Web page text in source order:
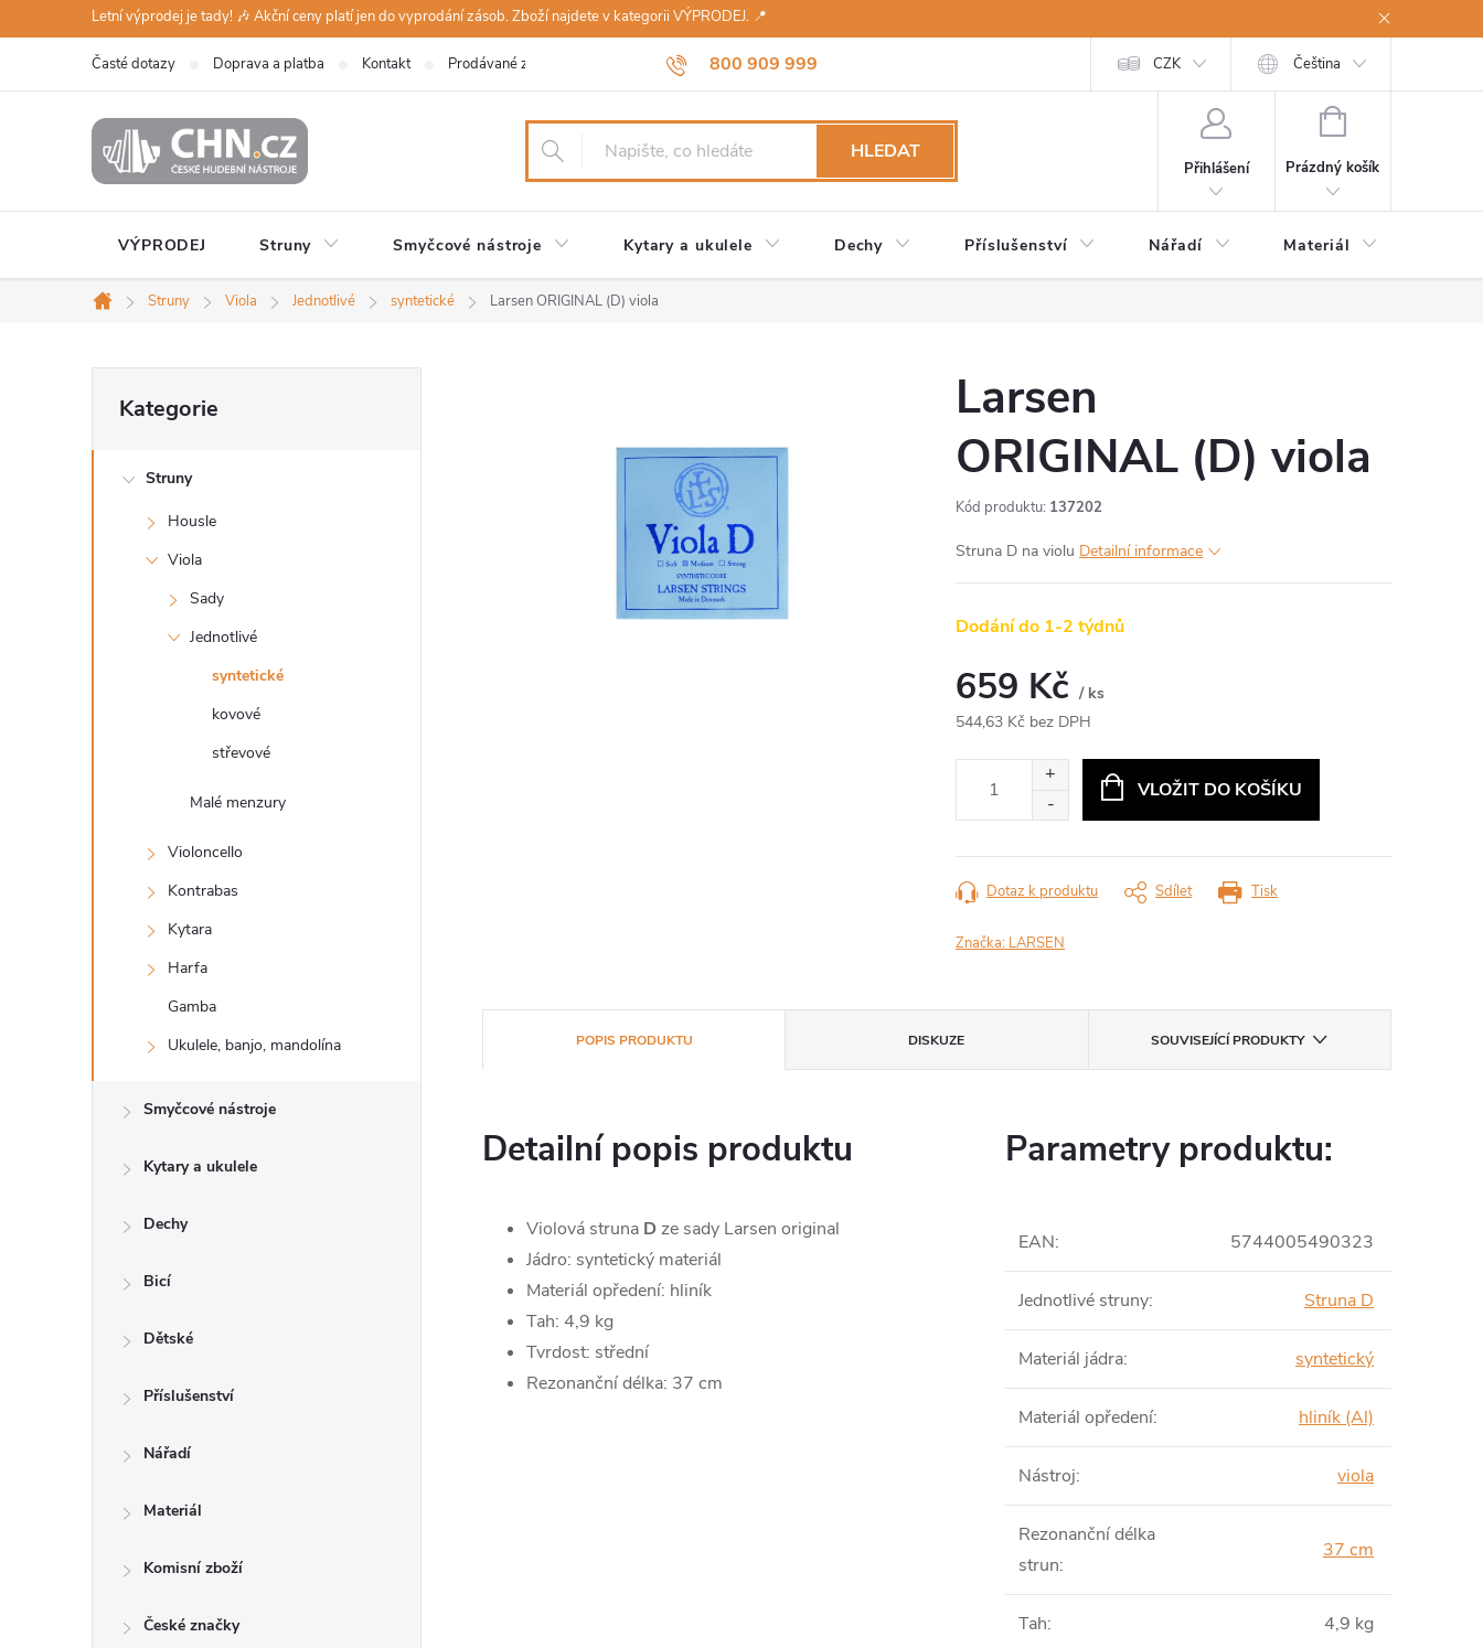
na
Letní výprodej je tady! 🎶 Akční ceny platí jen do vyprodání zásob. Zboží najdete v kategorii VÝPRODEJ. 📍
800 909 999
Časté dotazy Doprava a platba Kontakt Prodávané značky Návody a údržba Reklamace Odstoupení od kupní smlouvy
CZK Čeština
HLEDAT
Přihlášení
NÁKUPNÍ
Prázdný košík
VÝPRODEJ Struny Smyčcové nástroje Kytary a ukulele Dechy Příslušenství Nářadí Materiál
Domů
Struny Viola Jednotlivé syntetické Larsen ORIGINAL (D) viola
o
kategorie
Kategorie
Struny
Housle
Viola
Sady
Jednotlivé
syntetické
kovové
střevové
Malé menzury
Violoncello
Kontrabas
Kytara
Harfa
Gamba
Ukulele, banjo, mandolína
Smyčcové nástroje
Kytary a ukulele
Dechy
Bicí
Dětské
Příslušenství
Nářadí
Materiál
Komisní zboží
České značky
Larsen
ORIGINAL (D) viola
Kód produktu: 137202
Struna D na violu Detailní informace
Dodání do 1-2 týdnů
659 Kč / ks
544,63 Kč bez DPH
VLOŽIT DO KOŠÍKU
Tisk
Dotaz k produktu Sdílet
Značka: LARSEN
POPIS PRODUKTU DISKUZE SOUVISEJÍCÍ PRODUKTY
Detailní popis produktu
Violová struna Dze sady Larsen original
Jádro: syntetický materiál
Materiál opředení: hliník
Tah: 4,9 kg
Tvrdost: střední
Rezonanční délka: 37 cm
Parametry produktu:
EAN: 5744005490323
Jednotlivé struny: Struna D
Materiál jádra: syntetický
Materiál opředení: hliník (Al)
Nástroj: viola
Rezonanční délka
strun:
37 cm
Tah: 4,9 kg